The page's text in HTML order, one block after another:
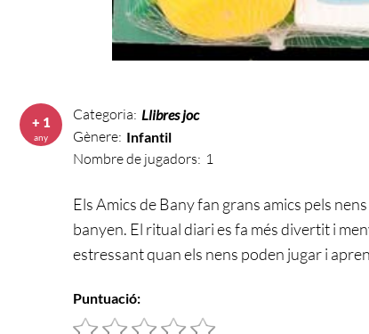
Categoria: Llibres joc
Gènere: Infantil
Nombre de jugadors: 1
Els Amics de Bany fan grans amics pels
banyen. El ritual diari es fa més divertit i
estressant quan els nens poden jugar i
Puntuació:
+ 1
any